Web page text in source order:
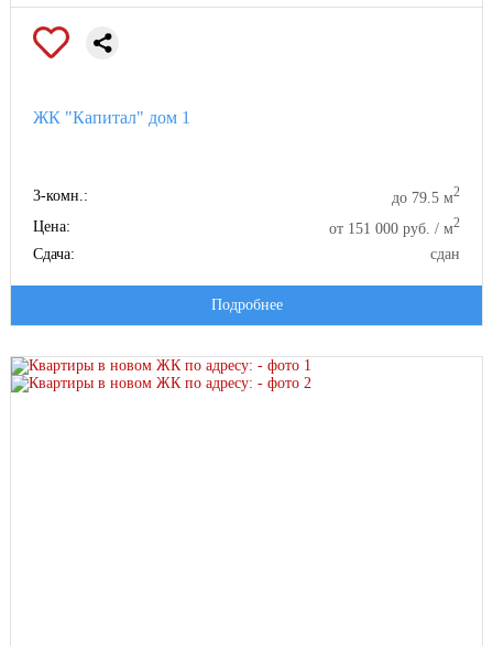
ЖК "Капитал" дом 1
3-комн.: до 79.5 м2
Цена: от 151 000 руб. / м2
Сдача: сдан
Подробнее